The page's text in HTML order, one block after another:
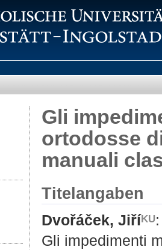
Gli
ortodosse
manuali
Titelangaben
Dvořáček, Jiří
:
Gli impedimenti